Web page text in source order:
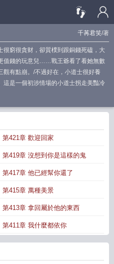
千苒君笑/著
窮很貪财，卻質樸到跟銅錢死磕，大
值錢的玩意兒……戰王爺看了看她無數
觀有點崩。/不過好在，小道士很好養
是一個初涉情場的小道士拐走美豔冷
第421章 歡迎回家
第419章 沒想到你是這樣的鬼
第417章 他已經幫你還了
第415章 萬種美景
第413章 拿回屬於他的東西
第411章 我什麼都依你